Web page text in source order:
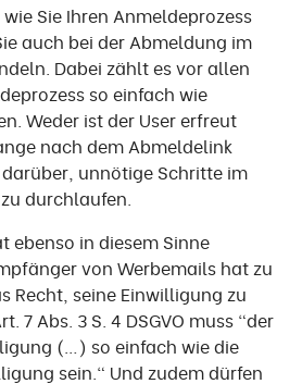
Sie Ihren Anmeldeprozess
auch bei der Abmeldung im
Dabei zählt es vor allen
so einfach wie
Weder ist der User erfreut
nach dem Abmeldelink
unnötige Schritte im
durchlaufen.
ebenso in diesem Sinne
von Werbemails hat zu
Recht, seine Einwilligung zu
7 Abs. 3 S. 4 DSGVO muss "der
(…) so einfach wie die
sein." Und zudem dürfen